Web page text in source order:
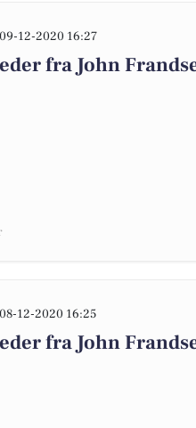
09-12-2020 16:27
fra John
08-12-2020 16:25
fra John